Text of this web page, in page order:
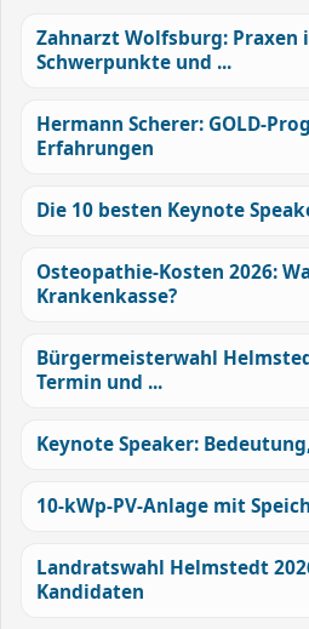
Zahnarzt Wolfsburg: Praxen
Schwerpunkte und ...
Hermann Scherer: GOLD-
Erfahrungen
Die 10 besten Keynote
Osteopathie-Kosten 2026:
Krankenkasse?
Bürgermeisterwahl
Termin und ...
Keynote Speaker:
10-kWp-PV-Anlage mit
Landratswahl Helmstedt
Kandidaten